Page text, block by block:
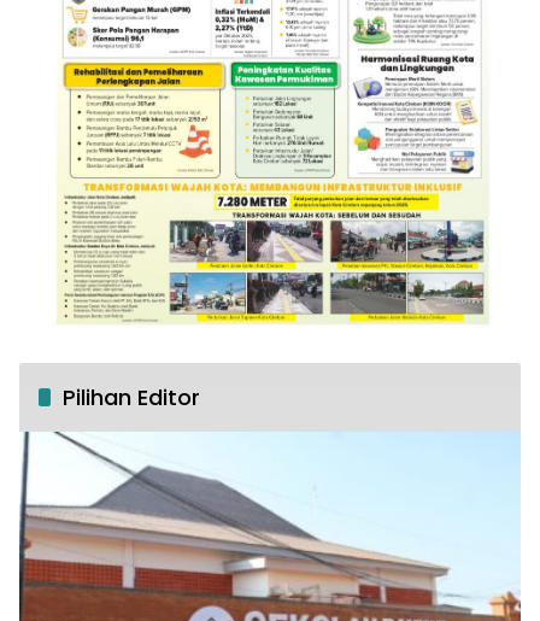
Pilihan Editor